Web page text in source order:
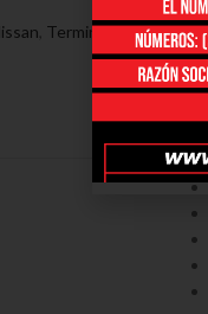
Terminales nissan